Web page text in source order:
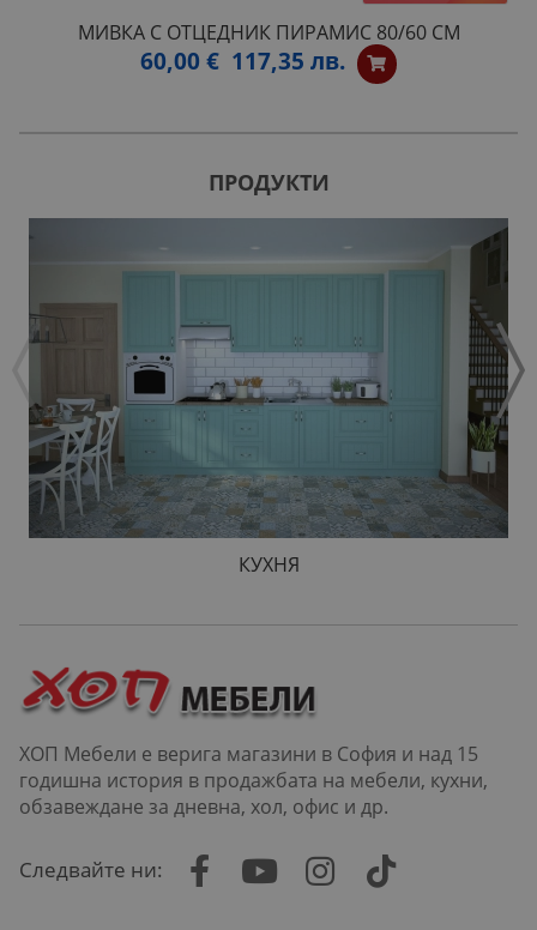
MИВКА С ОТЦЕДНИК ПИРАМИС 80/60 СМ
60,00 € 117,35 лв.
ПРОДУКТИ
КУХНЯ
ХОП Мебели е верига магазини в София и над 15
годишна история в продажбата на мебели, кухни,
обзавеждане за дневна, хол, офис и др.
Следвайте ни: